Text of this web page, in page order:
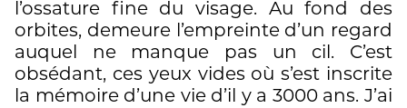
l’ossature fine du visage. Au fond des
orbites, demeure l’empreinte d’un regard
auquel ne manque pas un cil. C’est
obsédant, ces yeux vides où s’est inscrite
la mémoire d’une vie d’il y a 3000 ans. J’ai